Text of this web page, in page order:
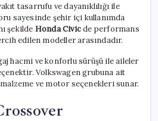
tasarrufu ve dayanıklılığı ile
sayesinde şehir içi kullanımda
şekilde Honda Civicde performans
edilen modeller arasındadır.
hacmi ve konforlu sürüşü ile aileler
Volkswagen grubuna ait
ve motor seçenekleri sunar.